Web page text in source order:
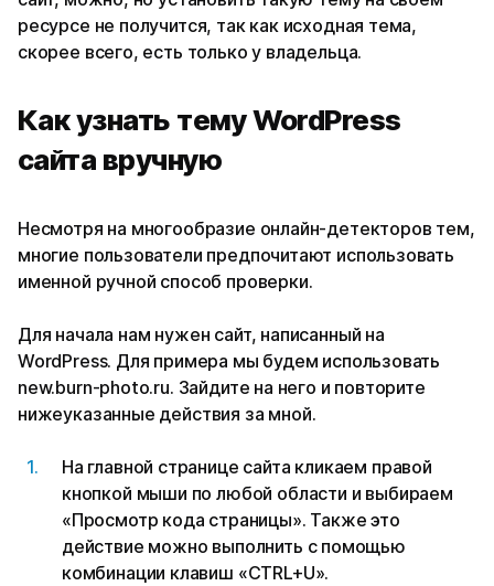
ресурсе не получится, так как исходная тема,
скорее всего, есть только у владельца.
Как узнать тему WordPress
сайта вручную
Несмотря на многообразие онлайн-детекторов тем,
многие пользователи предпочитают использовать
именной ручной способ проверки.
Для начала нам нужен сайт, написанный на
WordPress. Для примера мы будем использовать
new.burn-photo.ru. Зайдите на него и повторите
нижеуказанные действия за мной.
На главной странице сайта кликаем правой
кнопкой мыши по любой области и выбираем
«Просмотр кода страницы». Также это
действие можно выполнить с помощью
комбинации клавиш «CTRL+U».